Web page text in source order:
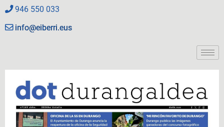
946 550 033
info@eiberri.eus